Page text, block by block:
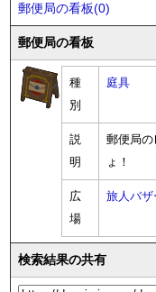
郵便局の看板(0)
郵便局の看板
種
別
庭具
説
明
郵便局の
ょ！
広
場
旅人バザ
検索結果の共有